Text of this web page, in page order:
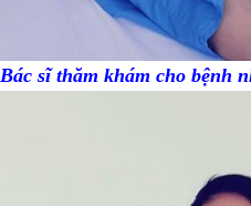
Bác sĩ thăm khám cho bệnh